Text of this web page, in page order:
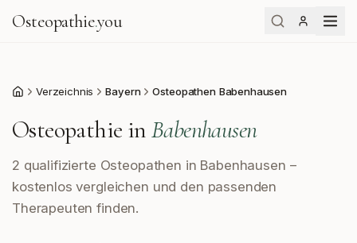
Osteopathie.you
Start Verzeichnis Bayern Osteopathen Babenhausen
Osteopathie inBabenhausen
2 qualifizierte Osteopathen in Babenhausen –
kostenlos vergleichen und den passenden
Therapeuten finden.